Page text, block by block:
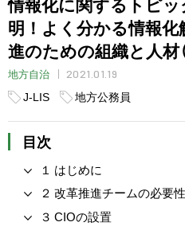
明！よく分かる情報
進のための組織と人材
地方自治
2021.01.19
J-LIS
地方公務員
目次
１ はじめに
２ 改革推進チームの必要性
３ CIOの設置